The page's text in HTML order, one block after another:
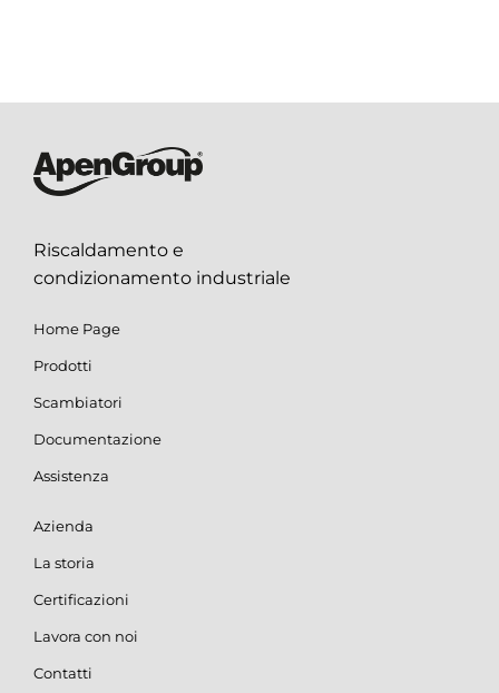
Riscaldamento e
condizionamento industriale
Home Page
Prodotti
Scambiatori
Documentazione
Assistenza
Azienda
La storia
Certificazioni
Lavora con noi
Contatti